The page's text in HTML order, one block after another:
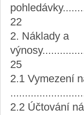
22
2. Náklady a
25
2.1 Vymezení
2.2 Účtování